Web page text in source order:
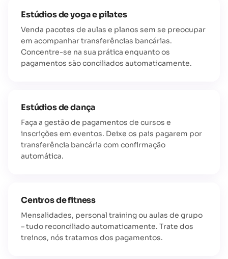
Estúdios de yoga e pilates
Venda pacotes de aulas e planos sem se preocupar
em acompanhar transferências bancárias.
Concentre-se na sua prática enquanto os
pagamentos são conciliados automaticamente.
Estúdios de dança
Faça a gestão de pagamentos de cursos e
inscrições em eventos. Deixe os pais pagarem por
transferência bancária com confirmação
automática.
Centros de fitness
Mensalidades, personal training ou aulas de grupo
– tudo reconciliado automaticamente. Trate dos
treinos, nós tratamos dos pagamentos.